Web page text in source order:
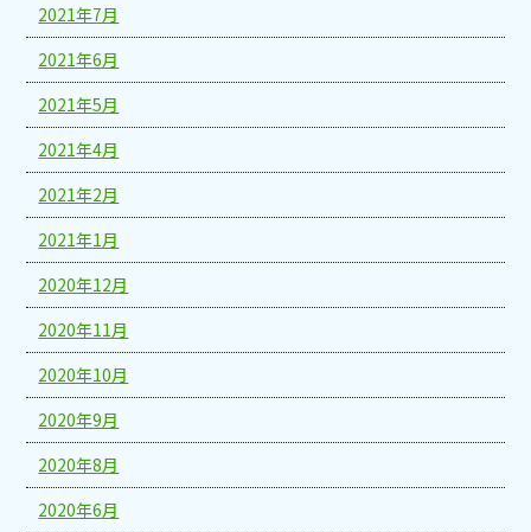
2021年7月
2021年6月
2021年5月
2021年4月
2021年2月
2021年1月
2020年12月
2020年11月
2020年10月
2020年9月
2020年8月
2020年6月